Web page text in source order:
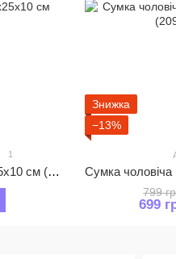
1
Сумка чоловіча M&J Хакі 19х25х10 см (2092)
Знижка
−13%
799
699